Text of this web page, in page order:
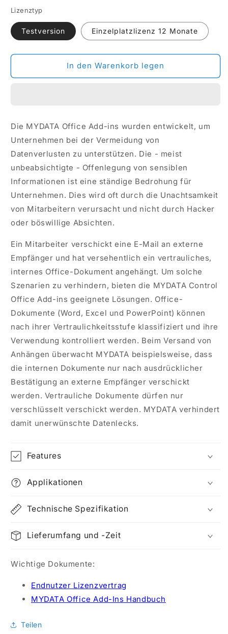
Lizenztyp
Testversion Einzelplatzlizenz 12 Monate
In den Warenkorb legen
Die MYDATA Office Add-ins wurden entwickelt, um
Unternehmen bei der Vermeidung von
Datenverlusten zu unterstützen. Die - meist
unbeabsichtigte - Offenlegung von sensiblen
Informationen ist eine ständige Bedrohung für
Unternehmen. Dies wird oft durch die Unachtsamkeit
von Mitarbeitern verursacht und nicht durch Hacker
oder böswillige Absichten.
Ein Mitarbeiter verschickt eine E-Mail an externe
Empfänger und hat versehentlich ein vertrauliches,
internes Office-Dokument angehängt. Um solche
Szenarien zu verhindern, bieten die MYDATA Control
Office Add-ins geeignete Lösungen. Office-
Dokumente (Word, Excel und PowerPoint) können
nach ihrer Vertraulichkeitsstufe klassifiziert und ihre
Verwendung kontrolliert werden. Beim Versand von
Anhängen überwacht MYDATA beispielsweise, dass
die internen Dokumente nur nach ausdrücklicher
Bestätigung an externe Empfänger verschickt
werden. Vertrauliche Dokumente dürfen nur
verschlüsselt verschickt werden. MYDATA verhindert
damit unerwünschte Datenlecks.
Features
Applikationen
Technische Spezifikation
Lieferumfang und -Zeit
Wichtige Dokumente:
Endnutzer Lizenzvertrag
MYDATA Office Add-Ins Handbuch
Teilen